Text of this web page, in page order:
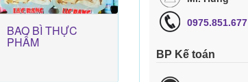
BAO BÌ THỰC
PHẨM
0975.851.677
BP Kế toán